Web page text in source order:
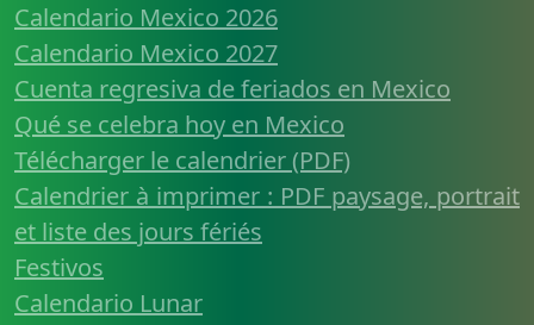
Calendario Mexico 2026
Calendario Mexico 2027
Cuenta regresiva de feriados en Mexico
Qué se celebra hoy en Mexico
Télécharger le calendrier (PDF)
Calendrier à imprimer : PDF paysage, portrait
et liste des jours fériés
Festivos
Calendario Lunar